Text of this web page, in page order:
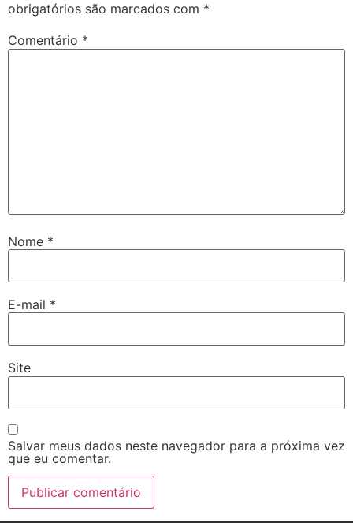
obrigatórios são marcados com *
Comentário *
Nome *
E-mail *
Site
Salvar meus dados neste navegador para a próxima vez
que eu comentar.